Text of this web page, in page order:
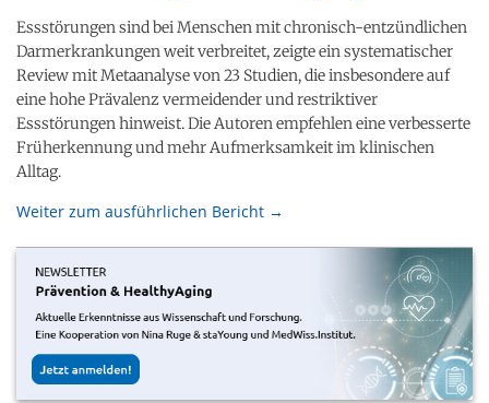
Essstörungen sind bei Menschen mit chronisch-entzündlichen
Darmerkrankungen weit verbreitet, zeigte ein systematischer
Review mit Metaanalyse von 23 Studien, die insbesondere auf
eine hohe Prävalenz vermeidender und restriktiver
Essstörungen hinweist. Die Autoren empfehlen eine verbesserte
Früherkennung und mehr Aufmerksamkeit im klinischen
Alltag.
Weiter zum ausführlichen Bericht →